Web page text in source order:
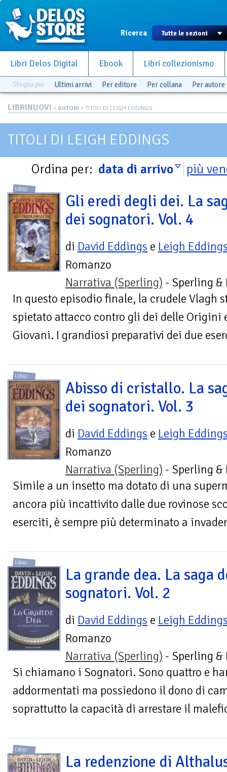
Ricerca
Libri Delos Digital Ebook Libri collezionismo
Sfoglia per Ultimi arrivi Per editore Per collana Per autore
LIBRINUOVI > AUTORI > TITOLI DI LEIGH EDDINGS
TITOLI DI LEIGH EDDINGS
Ordina per: data di arrivo più
LIBRI
Gli eredi degli dei. La
dei sognatori. Vol. 4
di David Eddings e Leigh
Romanzo
Narrativa (Sperling) - Sperling
In questo episodio finale, la crudele Vlagh
spietato attacco contro gli dei delle Origini
Giovani. I grandiosi preparativi dei due
LIBRI
Abisso di cristallo. La
dei sognatori. Vol. 3
di David Eddings e Leigh
Romanzo
Narrativa (Sperling) - Sperling
Simile a un insetto ma dotato di una
ancora più incattivito dalle due rovinose
eserciti, è sempre più determinato a
LIBRI
La grande dea. La saga
sognatori. Vol. 2
di David Eddings e Leigh
Romanzo
Narrativa (Sperling) - Sperling
Si chiamano i Sognatori. Sono quattro e
addormentati ma possiedono il dono di
soprattutto la capacità di arrestare il
LIBRI
La redenzione di